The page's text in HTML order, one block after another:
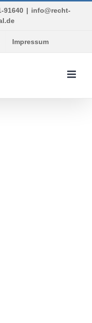
91640 | info@recht-
Impressum